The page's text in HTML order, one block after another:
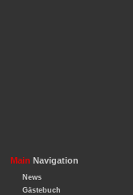
Main Navigation
News
Gästebuch